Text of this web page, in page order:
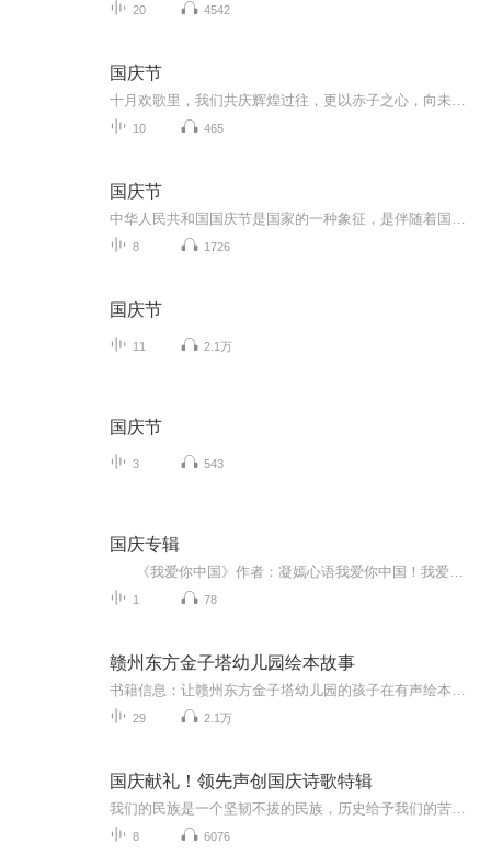
20 4542
国庆节
10 465
国庆节
8 1726
国庆节
11 2.1万
国庆节
3 543
国庆专辑
1 78
赣州东方金子塔幼儿园绘本故事
29 2.1万
国庆献礼！领先声创国庆诗歌特辑
8 6076